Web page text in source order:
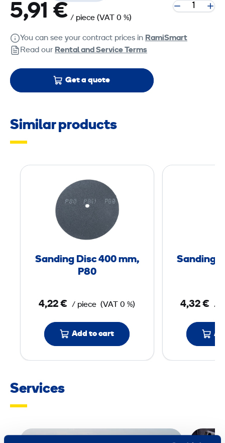
5,91 € / piece (VAT 0 %)
You can see your contract prices in RamiSmart
Read our Rental and Service Terms
Get a quote
Similar products
n
d
n
D
c
4
0
0
8
Sanding Disc 400 mm,
P80
4,22 € / piece (VAT 0 %)
Add to cart
Sanding
4,32 € /
Services